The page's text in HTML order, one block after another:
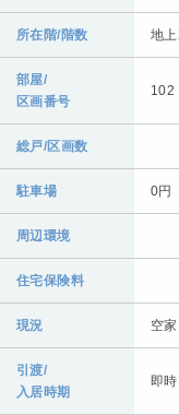
所在階/階数 地
部屋/
区画番号
102
総戸/区画数
駐車場 0
周辺環境
住宅保険料
現況 空家
引渡/
入居時期
即時